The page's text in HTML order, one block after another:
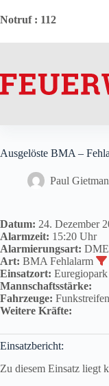
Inhalt
Notruf: 112
Ausgelöste BMA –
Paul
Datum: 24. Dezember
Alarmzeit: 15:20 Uhr
Alarmierungsart: DME
Art: BMA Fehlalarm
Einsatzort: Euregiopark
Mannschaftsstärke:
Fahrzeuge:
Weitere Kräfte:
Einsatzbericht:
Zu diesem Einsatz liegt